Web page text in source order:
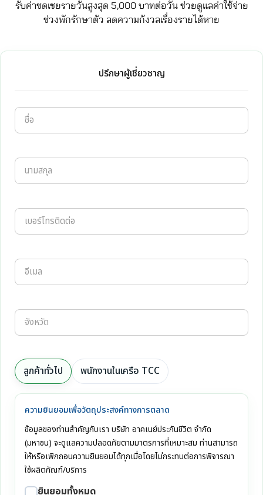
รับค่าชดเชยรายวันสูงสุด 5,000 บาทต่อวัน ช่วยดูแลค่าใช้จ่าย
ช่วงพักรักษาตัว ลดความกังวลเรื่องรายได้หาย
ปรึกษาผู้เชี่ยวชาญ
ลูกค้าทั่วไป พนักงานในเครือ TCC
ความยินยอมเพื่อวัตถุประสงค์ทางการตลาด
ข้อมูลของท่านสำคัญกับเรา บริษัท อาคเนย์ประกันชีวิต จำกัด
(มหาชน) จะดูแลความปลอดภัยตามมาตรการที่เหมาะสม ท่านสามารถ
ให้หรือเพิกถอนความยินยอมได้ทุกเมื่อโดยไม่กระทบต่อการพิจารณา
ใช้ผลิตภัณฑ์/บริการ
ยินยอมทั้งหมด